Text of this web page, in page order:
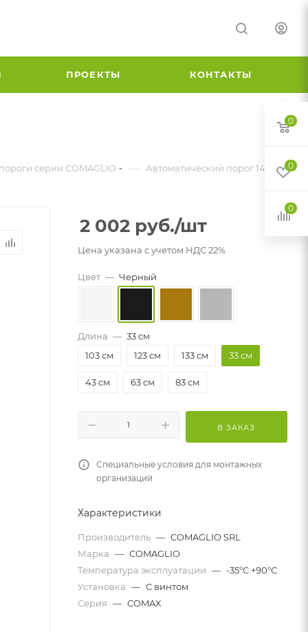
ПРОЕКТЫ КОНТАКТЫ
серии COMAGLIO — Автоматический порог 1450
2 002 руб./шт
Цена указана с учетом НДС 22%
Цвет — Черный
Длина — 33 см
103 см
123 см 133 см 33 см
43 см 63 см 83 см
В ЗАКАЗ
Специальные условия для монтажных
организаций
Характеристики
Производитель — COMAGLIO SRL
Марка — COMAGLIO
Температура эксплуатации — -35°С +90°С
Установка — С винтом
Серия — COMAX
0
0
0